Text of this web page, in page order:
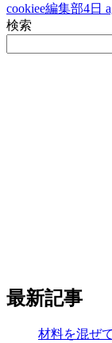
cookiee編集部4日
検索
最新記事
材料を混ぜ